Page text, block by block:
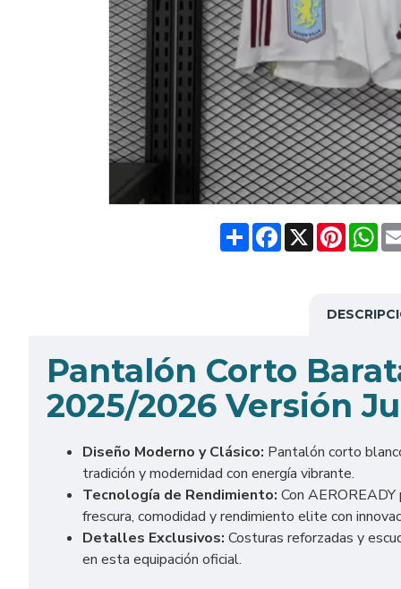
ShareFacebook
X
Pantalón Corto
2025/2026 Versión
Diseño Moderno y Clásico: Pantalón corto
tradición y modernidad con energía vibrante.
Tecnología de Rendimiento: Con
frescura, comodidad y rendimiento elite con
Detalles Exclusivos: Costuras reforzadas y
en esta equipación oficial.